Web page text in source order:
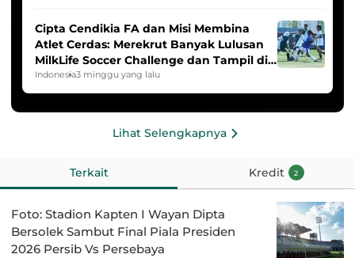
Cipta Cendikia FA dan Misi Membina
Atlet Cerdas: Merekrut Banyak Lulusan
MilkLife Soccer Challenge dan Tampil di
HYDROPLUS Soccer League
Indonesia3 minggu yang lalu
Lihat Selengkapnya
Terkait Kredit 2
Foto: Stadion Kapten I Wayan Dipta
Bersolek Sambut Final Piala Presiden
2026 Persib Vs Persebaya